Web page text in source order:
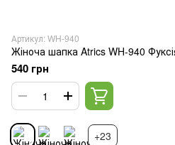
Артикул: WH-940
Жіноча шапка Atrics WH-940
540 грн
+23